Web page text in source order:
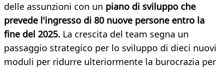
delle assunzioni con un piano di sviluppo che
prevede l'ingresso di 80 nuove persone entro la
fine del 2025. La crescita del team segna un
passaggio strategico per lo sviluppo di dieci nuovi
moduli per ridurre ulteriormente la burocrazia per